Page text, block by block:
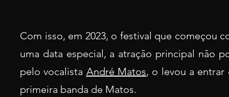
Com isso, em 2023, o festival que começou
uma data especial, a atração principal não
pelo vocalista André Matos, o levou a
primeira banda de Matos.